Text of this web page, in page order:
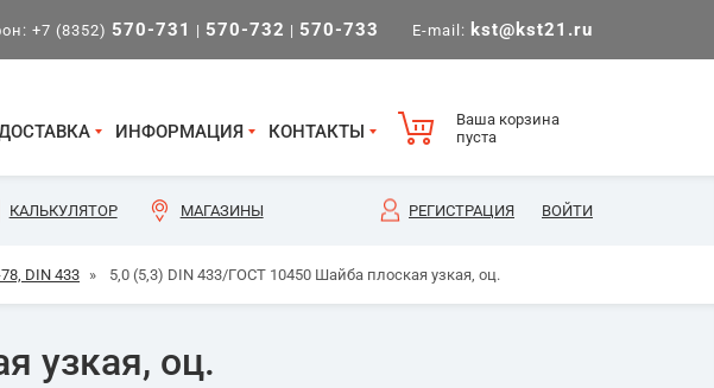
+7 (8352) 570-731 | 570-732 | 570-733 E-mail: kst@kst21.ru
ИНФОРМАЦИЯ КОНТАКТЫ
Ваша корзина
пуста
КАЛЬКУЛЯТОР МАГАЗИНЫ РЕГИСТРАЦИЯ ВОЙТИ
DIN 433 » 5,0 (5,3) DIN 433/ГОСТ 10450 Шайба плоская узкая, оц.
узкая, оц.